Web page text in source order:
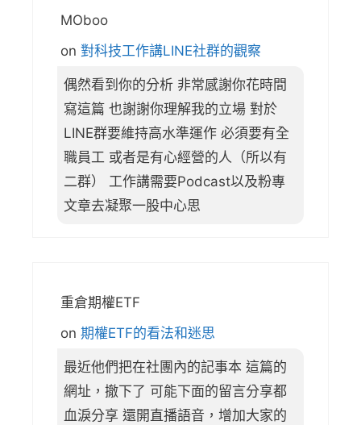
MOboo
on 對科技工作講LINE社群的觀察
偶然看到你的分析 非常感謝你花時間
寫這篇 也謝謝你理解我的立場 對於
LINE群要維持高水準運作 必須要有全
職員工 或者是有心經營的人（所以有
二群） 工作講需要Podcast以及粉專
文章去凝聚一股中心思
重倉期權ETF
on 期權ETF的看法和迷思
最近他們把在社團內的記事本 這篇的
網址，撤下了 可能下面的留言分享都
血淚分享 還開直播語音，增加大家的